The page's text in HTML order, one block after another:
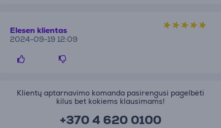
Elesen klientas
2024-09-19 12:09
Klientų aptarnavimo komanda pasirengusi pagelbėti
kilus bet kokiems klausimams!
+370 4 620 0100